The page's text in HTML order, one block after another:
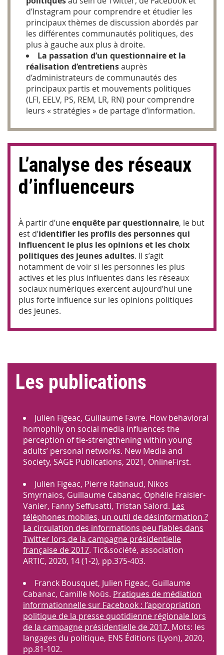
d’Instagram pour comprendre et étudier les
principaux thèmes de discussion abordés par
les différentes communautés politiques, des
plus à gauche aux plus à droite.
La passation d’un questionnaire et la
réalisation d’entretiensauprès
d’administrateurs de communautés des
principaux partis et mouvements politiques
(LFI, EELV, PS, REM, LR, RN) pour comprendre
leurs « stratégies » de partage d’information.
L’analyse des réseaux
d’influenceurs
À partir d’uneenquête par questionnaire, le but
est d’identifier les profils des personnes qui
influencent le plus les opinions et les choix
politiques des jeunes adultes. Il s’agit
notamment de voir si les personnes les plus
actives et les plus influentes dans les réseaux
sociaux numériques exercent aujourd’hui une
plus forte influence sur les opinions politiques
des jeunes.
Les publications
Julien Figeac, Guillaume Favre. How behavioral
homophily on social media influences the
perception of tie-strengthening within young
adults’ personal networks. New Media and
Society, SAGE Publications, 2021, OnlineFirst.
Julien Figeac, Pierre Ratinaud, Nikos
Smyrnaios, Guillaume Cabanac, Ophélie Fraisier-
Vanier, Fanny Seffusatti, Tristan Salord. Les
téléphones mobiles, un outil de désinformation ?
La circulation des informations peu fiables dans
Twitter lors de la campagne présidentielle
française de 2017. Tic&société, association
ARTIC, 2020, 14 (1-2), pp.375-403.
Franck Bousquet, Julien Figeac, Guillaume
Cabanac, Camille Noûs. Pratiques de médiation
informationnelle sur Facebook : l’appropriation
politique de la presse quotidienne régionale lors
de la campagne présidentielle de 2017. Mots: les
langages du politique, ENS Éditions (Lyon), 2020,
pp.81-102.